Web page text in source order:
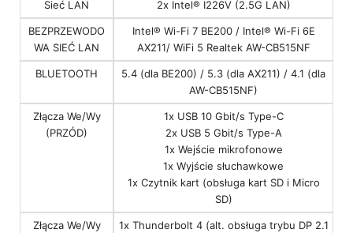
Sieć LAN 2x Intel® I226V (2.5G LAN)
BEZPRZEWODO
WA SIEĆ LAN
Intel® Wi-Fi 7 BE200 / Intel® Wi-Fi 6E
AX211/ WiFi 5 Realtek AW-CB515NF
BLUETOOTH
5.4 (dla BE200) / 5.3 (dla AX211) / 4.1 (dla
AW-CB515NF)
Złącza We/Wy
(PRZÓD)
1x USB 10 Gbit/s Type-C
2x USB 5 Gbit/s Type-A
1x Wejście mikrofonowe
1x Wyjście słuchawkowe
1x Czytnik kart (obsługa kart SD i Micro
SD)
Złącza We/Wy
1x Thunderbolt 4 (alt. obsługa trybu DP 2.1